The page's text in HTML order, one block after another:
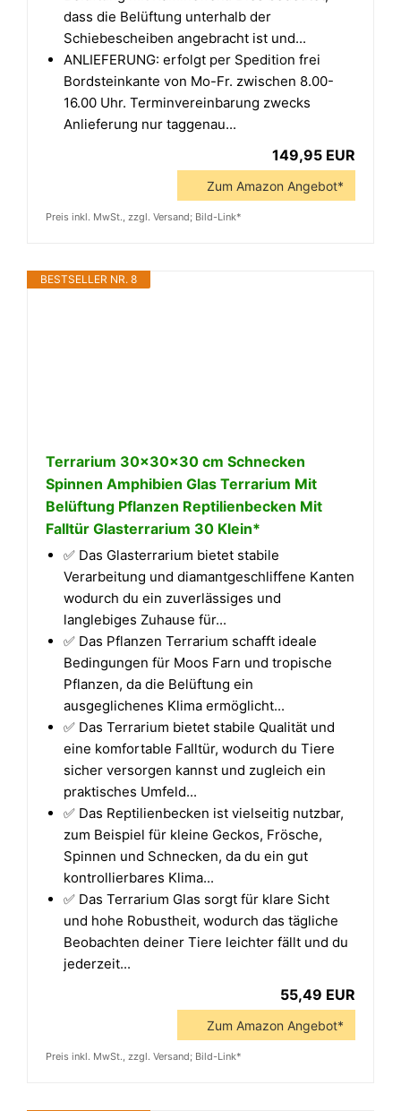
dass die Belüftung unterhalb der
Schiebescheiben angebracht ist und...
ANLIEFERUNG: erfolgt per Spedition frei
Bordsteinkante von Mo-Fr. zwischen 8.00-
16.00 Uhr. Terminvereinbarung zwecks
Anlieferung nur taggenau...
149,95 EUR
Zum Amazon Angebot*
Preis inkl. MwSt., zzgl. Versand; Bild-Link*
BESTSELLER NR. 8
Terrarium 30x30x30 cm Schnecken
Spinnen Amphibien Glas Terrarium Mit
Belüftung Pflanzen Reptilienbecken Mit
Falltür Glasterrarium 30 Klein*
✅ Das Glasterrarium bietet stabile
Verarbeitung und diamantgeschliffene Kanten
wodurch du ein zuverlässiges und
langlebiges Zuhause für...
✅ Das Pflanzen Terrarium schafft ideale
Bedingungen für Moos Farn und tropische
Pflanzen, da die Belüftung ein
ausgeglichenes Klima ermöglicht...
✅ Das Terrarium bietet stabile Qualität und
eine komfortable Falltür, wodurch du Tiere
sicher versorgen kannst und zugleich ein
praktisches Umfeld...
✅ Das Reptilienbecken ist vielseitig nutzbar,
zum Beispiel für kleine Geckos, Frösche,
Spinnen und Schnecken, da du ein gut
kontrollierbares Klima...
✅ Das Terrarium Glas sorgt für klare Sicht
und hohe Robustheit, wodurch das tägliche
Beobachten deiner Tiere leichter fällt und du
jederzeit...
55,49 EUR
Zum Amazon Angebot*
Preis inkl. MwSt., zzgl. Versand; Bild-Link*